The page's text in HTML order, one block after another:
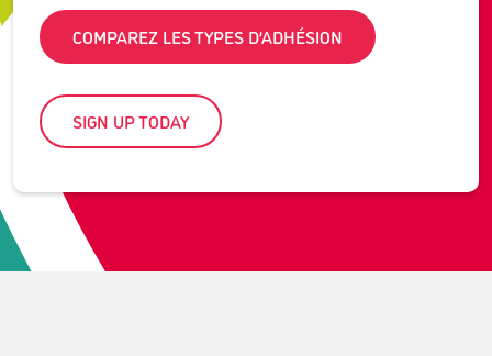
COMPAREZ LES TYPES D’ADHÉSION
SIGN UP TODAY